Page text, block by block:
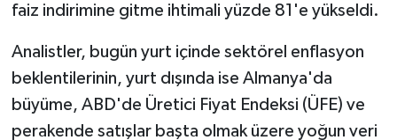
faiz indirimine gitme ihtimali yüzde 81'e yükseldi.
Analistler, bugün yurt içinde sektörel enflasyon
beklentilerinin, yurt dışında ise Almanya'da
büyüme, ABD'de Üretici Fiyat Endeksi (ÜFE) ve
perakende satışlar başta olmak üzere yoğun veri